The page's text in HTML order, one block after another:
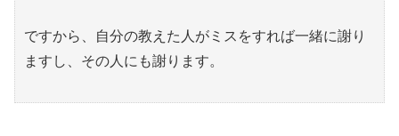
ですから、自分の教えた人がミスをすれば一緒に謝り
ますし、その人にも謝ります。